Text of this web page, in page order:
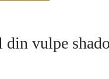
din vulpe